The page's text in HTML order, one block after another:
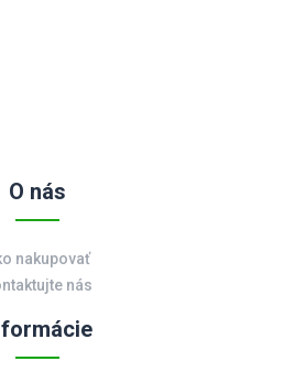
O nás
nakupovať
nás